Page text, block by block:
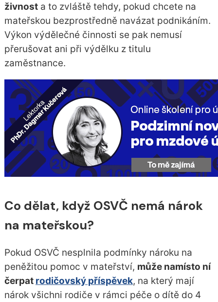
živnosta to zvláště tehdy, pokud chcete na
mateřskou bezprostředně navázat podnikáním.
Výkon výdělečné činnosti se pak nemusí
přerušovat ani při výdělku z titulu
zaměstnance.
Co dělat, když OSVČ nemá nárok
na mateřskou?
Pokud OSVČ nesplnila podmínky nároku na
peněžitou pomoc v mateřství, může namísto ní
čerpat rodičovský příspěvek, na který mají
nárok všichni rodiče v rámci péče o dítě do 4